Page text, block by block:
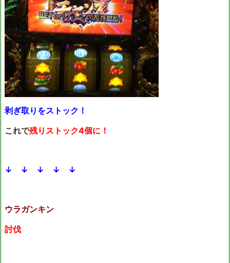
剥ぎ取りをストック！
これで残りストック4個に！
↓ ↓ ↓ ↓ ↓
ウラガンキン
討伐